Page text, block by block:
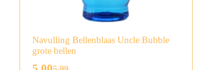
Navulling Bellenblaas Uncle Bubble
grote bellen